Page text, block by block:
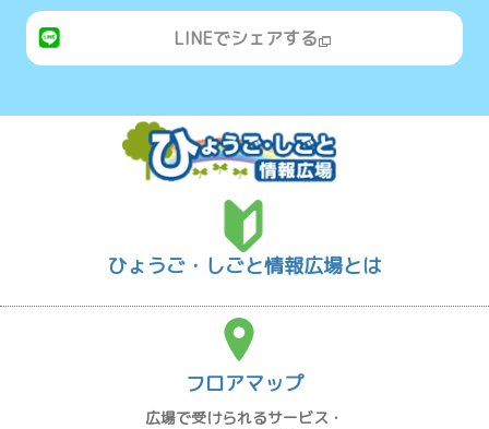
LINEでシェアする
ひょうご・しごと情報広場とは
フロアマップ
広場で受けられるサービス・